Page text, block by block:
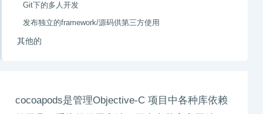
cocoapods是管理Objective-C 项目中各种库依赖
Git下的多人开发
发布独立的framework/源码供第三方使用
其他的